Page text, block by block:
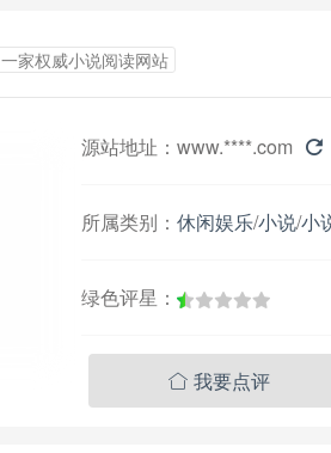
一家权威小说阅读网站
源站地址： www.****.com 
所属类别： 休闲娱乐/小说/小
绿色评星：
 我要点评